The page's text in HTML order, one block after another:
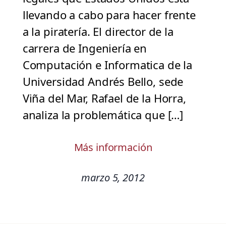
llevando a cabo para hacer frente
a la piratería. El director de la
carrera de Ingeniería en
Computación e Informatica de la
Universidad Andrés Bello, sede
Viña del Mar, Rafael de la Horra,
analiza la problemática que […]
Más información
marzo 5, 2012